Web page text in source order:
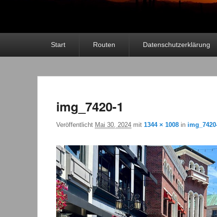
Start Routen Datenschutzerklärung
img_7420-1
Veröffentlicht Mai 30, 2024 mit 1344 × 1008 in